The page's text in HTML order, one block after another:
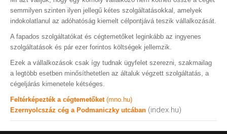
semmilyen szinten ilyen jellegű kétes szolgáltatásokkal, amelyek
indokolatlanul az adóhatóság kiemelt célpontjává teszik vállalkozását.
A fapados szolgáltatókat és cégtemetőket leginkább az ingyenes
szolgáltatások és pár ezer forintos költségek jellemzik.
Ezek a vállalkozások csak így tudnak ügyfelet szerezni, szakmailag
a legtöbb esetben minősíthetetlen az általuk végzett szolgáltatás, a
cégeljárás kimenetele kétséges.
Feltérképezték a cégtemetőket (mno.hu)
Ezernyolcszáz cég a Podmaniczky utcában (index.hu)